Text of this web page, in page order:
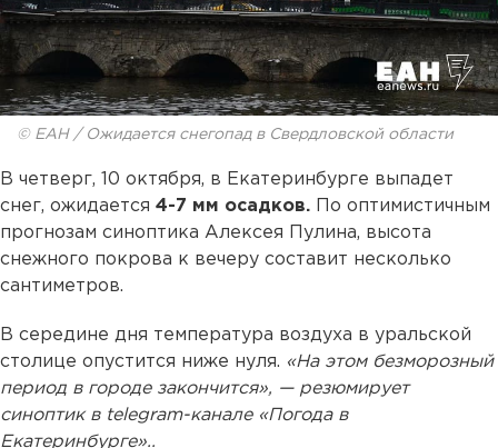
© ЕАН / Ожидается снегопад в Свердловской области
В четверг, 10 октября, в Екатеринбурге выпадет
снег, ожидается 4-7 мм осадков. По оптимистичным
прогнозам синоптика Алексея Пулина, высота
снежного покрова к вечеру составит несколько
сантиметров.
В середине дня температура воздуха в уральской
столице опустится ниже нуля. «На этом безморозный
период в городе закончится», — резюмирует
синоптик в telegram-канале «Погода в
Екатеринбурге»..